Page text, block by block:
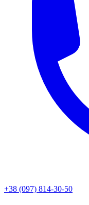
+38 (097) 814-30-50